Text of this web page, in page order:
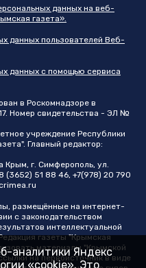
данных на веб-
газета».
данных пользователей Веб-
данных с помощью сервиса
в Роскомнадзоре в
Номер свидетельства - ЭЛ №
учреждение Республики
Главный редактор:
Крым, г. Симферополь, ул.
(3652) 51 88 46, +7(978) 20 790
размещённые на интернет-
с законодательством
интеллектуальной
газеты "Крымская
материалы "Крымской
на первоисточник в виде
аналитики Яндекс
«cookie». Это